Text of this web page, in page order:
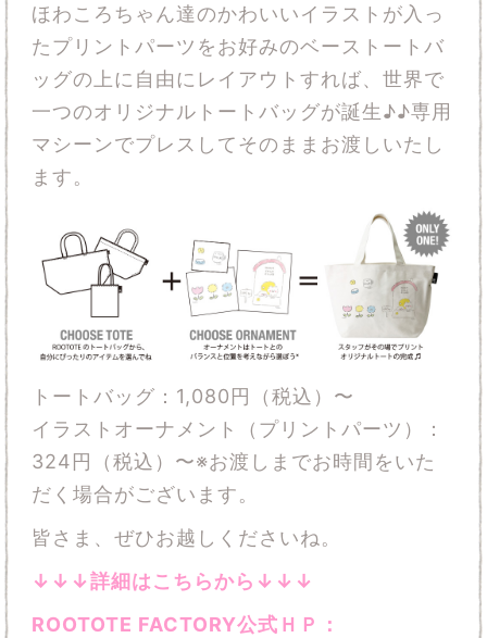
ほわころちゃん達のかわいいイラストが入っ
たプリントパーツをお好みのベーストートバ
ッグの上に自由にレイアウトすれば、世界で
一つのオリジナルトートバッグが誕生♪♪専用
マシーンでプレスしてそのままお渡しいたし
ます。
トートバッグ：1,080円（税込）〜
イラストオーナメント（プリントパーツ）：
324円（税込）〜※お渡しまでお時間をいた
だく場合がございます。
皆さま、ぜひお越しくださいね。
↓↓↓詳細はこちらから↓↓↓
ROOTOTE FACTORY公式ＨＰ
：